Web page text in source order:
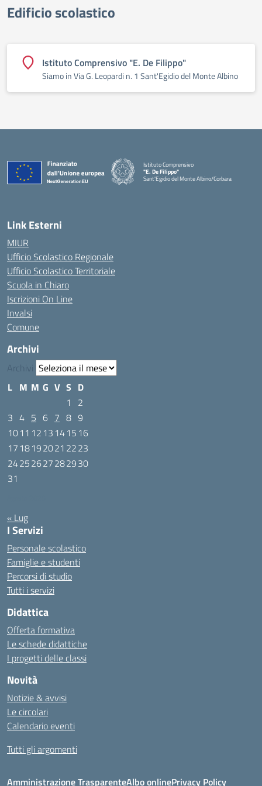
Edificio scolastico
Istituto Comprensivo "E. De Filippo"
Siamo in Via G. Leopardi n. 1 Sant'Egidio del Monte Albino
Istituto Comprensivo
"E. De Filippo"
Sant'Egidio del Monte Albino/Corbara
Link Esterni
MIUR
Ufficio Scolastico Regionale
Ufficio Scolastico Territoriale
Scuola in Chiaro
Iscrizioni On Line
Invalsi
Comune
Archivi
Archivi
L M M G V S D
1
2
3 4 5 6 7 8 9
1011 12 13 1415 16
17 18192021 2223
24252627282930
31
« Lug
I Servizi
Personale scolastico
Famiglie e studenti
Percorsi di studio
Tutti i servizi
Didattica
Offerta formativa
Le schede didattiche
I progetti delle classi
Novità
Notizie & avvisi
Le circolari
Calendario eventi
Tutti gli argomenti
Amministrazione TrasparenteAlbo onlinePrivacy Policy